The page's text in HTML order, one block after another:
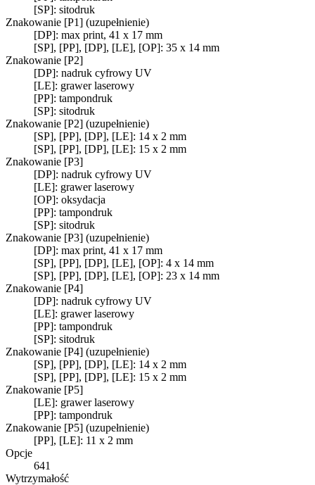
[SP]: sitodruk
Znakowanie [P1] (uzupełnienie)
[DP]: max print, 41 x 17 mm
[SP], [PP], [DP], [LE], [OP]: 35 x 14 mm
Znakowanie [P2]
[DP]: nadruk cyfrowy UV
[LE]: grawer laserowy
[PP]: tampondruk
[SP]: sitodruk
Znakowanie [P2] (uzupełnienie)
[SP], [PP], [DP], [LE]: 14 x 2 mm
[SP], [PP], [DP], [LE]: 15 x 2 mm
Znakowanie [P3]
[DP]: nadruk cyfrowy UV
[LE]: grawer laserowy
[OP]: oksydacja
[PP]: tampondruk
[SP]: sitodruk
Znakowanie [P3] (uzupełnienie)
[DP]: max print, 41 x 17 mm
[SP], [PP], [DP], [LE], [OP]: 4 x 14 mm
[SP], [PP], [DP], [LE], [OP]: 23 x 14 mm
Znakowanie [P4]
[DP]: nadruk cyfrowy UV
[LE]: grawer laserowy
[PP]: tampondruk
[SP]: sitodruk
Znakowanie [P4] (uzupełnienie)
[SP], [PP], [DP], [LE]: 14 x 2 mm
[SP], [PP], [DP], [LE]: 15 x 2 mm
Znakowanie [P5]
[LE]: grawer laserowy
[PP]: tampondruk
Znakowanie [P5] (uzupełnienie)
[PP], [LE]: 11 x 2 mm
Opcje
641
Wytrzymałość